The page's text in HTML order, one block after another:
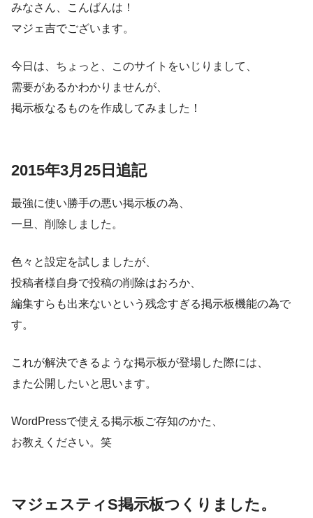
みなさん、こんばんは！
マジェ吉でございます。
今日は、ちょっと、このサイトをいじりまして、
需要があるかわかりませんが、
掲示板なるものを作成してみました！
2015年3月25日追記
最強に使い勝手の悪い掲示板の為、
一旦、削除しました。
色々と設定を試しましたが、
投稿者様自身で投稿の削除はおろか、
編集すらも出来ないという残念すぎる掲示板機能の為で
す。
これが解決できるような掲示板が登場した際には、
また公開したいと思います。
WordPressで使える掲示板ご存知のかた、
お教えください。笑
マジェスティS掲示板つくりました。